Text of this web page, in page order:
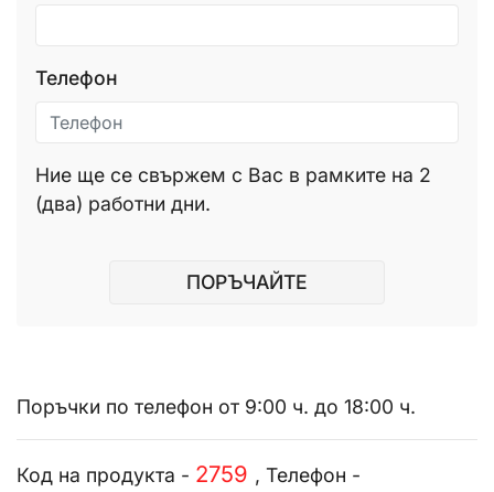
Телефон
Ние ще се свържем с Вас в рамките на 2
(два) работни дни.
ПОРЪЧАЙТЕ
Поръчки по телефон от 9:00 ч. до 18:00 ч.
Код на продукта - 2759 , Телефон -